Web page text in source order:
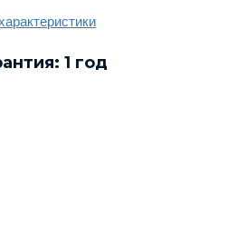
1 год